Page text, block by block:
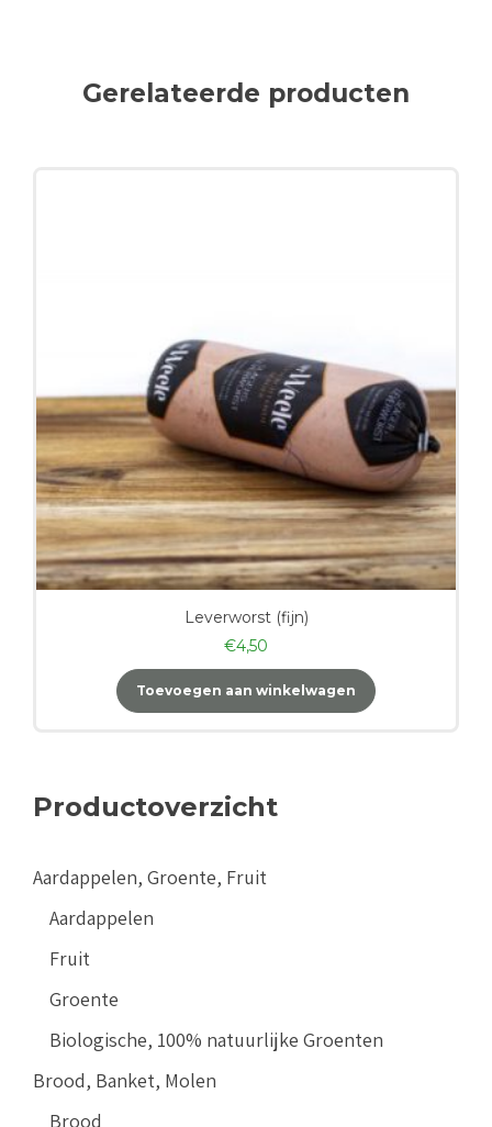
Gerelateerde producten
Leverworst (fijn)
€4,50
Toevoegen aan winkelwagen
Productoverzicht
Aardappelen, Groente, Fruit
Aardappelen
Fruit
Groente
Biologische, 100% natuurlijke Groenten
Brood, Banket, Molen
Brood